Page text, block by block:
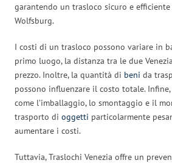
garantendo un trasloco sicuro e efficiente
Wolfsburg.
I costi di un trasloco possono variare in
primo luogo, la distanza tra le due
prezzo. Inoltre, la quantità di beni da
possono influenzare il costo totale.
come l’imballaggio, lo smontaggio e il
trasporto di oggetti particolarmente
aumentare i costi.
Tuttavia, Traslochi Venezia offre un